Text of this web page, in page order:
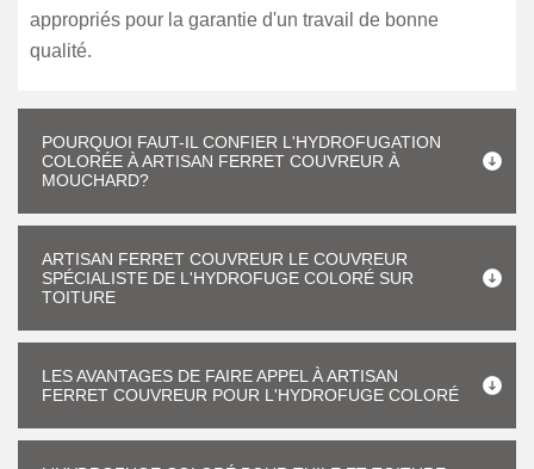
appropriés pour la garantie d'un travail de bonne
qualité.
POURQUOI FAUT-IL CONFIER L'HYDROFUGATION
COLORÉE À ARTISAN FERRET COUVREUR À
MOUCHARD?
ARTISAN FERRET COUVREUR LE COUVREUR
SPÉCIALISTE DE L'HYDROFUGE COLORÉ SUR
TOITURE
LES AVANTAGES DE FAIRE APPEL À ARTISAN
FERRET COUVREUR POUR L'HYDROFUGE COLORÉ